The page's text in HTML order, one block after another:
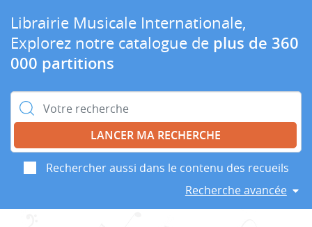
Librairie Musicale Internationale,
Explorez notre catalogue de plus de 360
000 partitions
Rechercher :
Rechercher aussi dans le contenu des recueils
Recherche avancée